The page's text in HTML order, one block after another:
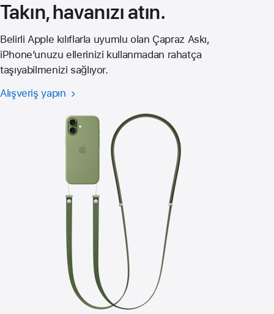
Takın, havanızı atın.
Belirli Apple kılıflarla uyumlu olan Çapraz Askı,
iPhone’unuzu ellerinizi kullanmadan rahatça
taşıyabilmenizi sağlıyor.
Alışveriş yapın iPhone 17 için